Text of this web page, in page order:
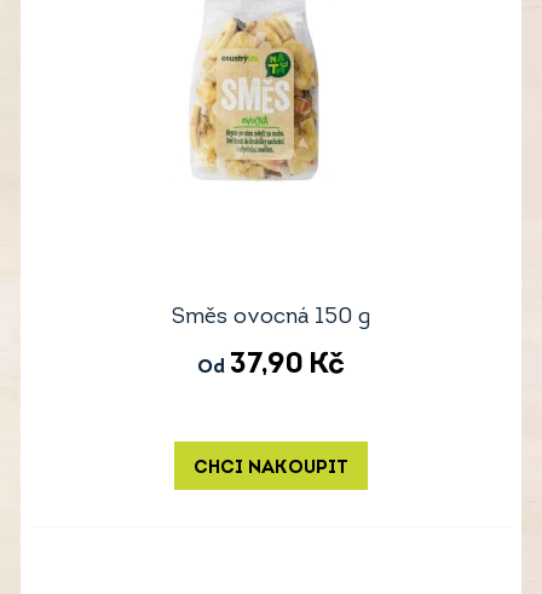
Směs ovocná 150 g
Od 37,90 Kč
CHCI NAKOUPIT